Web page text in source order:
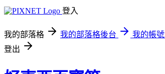
登入
我的部落格 我的部落格後台
我的帳號
登出